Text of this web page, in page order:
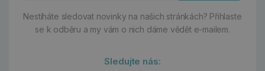
Nestíháte sledovat novinky na našich stránkách? Přihlaste
se k odběru a my vám o nich dáme vědět e-mailem.
Sledujte nás: